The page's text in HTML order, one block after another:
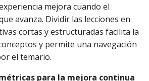
mejora cuando el
avanza. Dividir las lecciones en
cortas y estructuradas facilita la
y permite una navegación
el temario.
para la mejora continua